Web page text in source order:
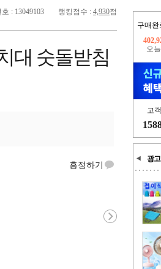
구매완
오
고
광고
: 13049103 랭킹점수 : 4,930점
대 숫돌받침
흥정하기